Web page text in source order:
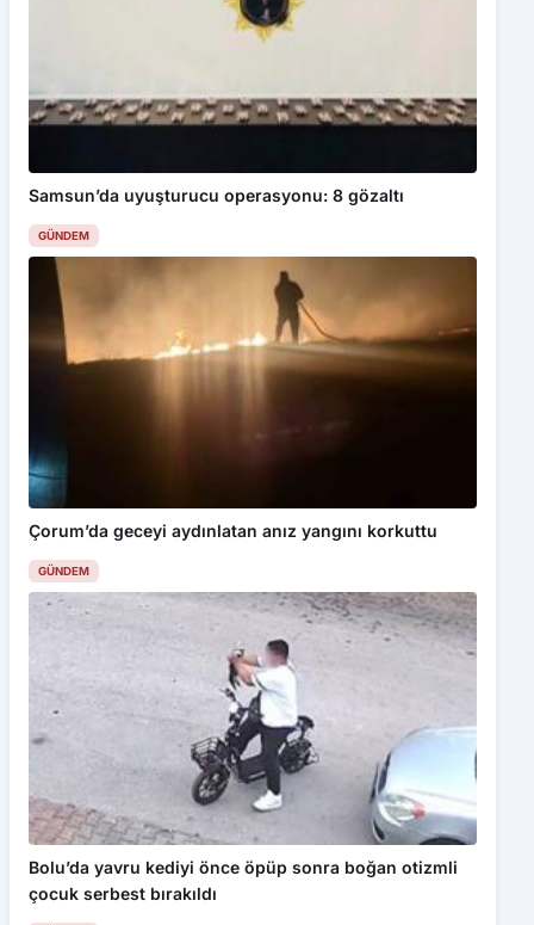
Samsun’da uyuşturucu operasyonu: 8 gözaltı
GÜNDEM
Çorum’da geceyi aydınlatan anız yangını korkuttu
GÜNDEM
Bolu’da yavru kediyi önce öpüp sonra boğan otizmli
çocuk serbest bırakıldı